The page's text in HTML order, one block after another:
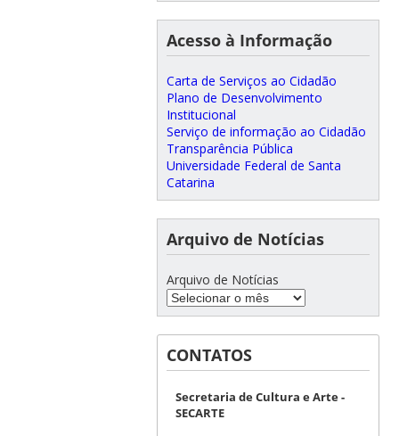
Acesso à Informação
Carta de Serviços ao Cidadão
Plano de Desenvolvimento
Institucional
Serviço de informação ao Cidadão
Transparência Pública
Universidade Federal de Santa
Catarina
Arquivo de Notícias
Arquivo de Notícias
CONTATOS
Secretaria de Cultura e Arte -
SECARTE